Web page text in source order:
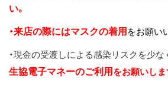
い。
・来店の際にはマスクの着用をお願い
・現金の受渡しによる感染リスクを少な
生協電子マネーのご利用をお願いし